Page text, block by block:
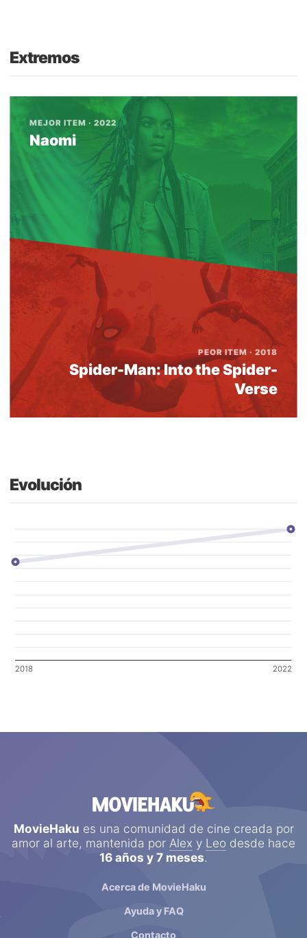
Extremos
MEJOR ITEM · 2022
Naomi
PEOR ITEM · 2018
Spider-Man: Into the Spider-
Verse
Evolución
2018 2022
MovieHaku es una comunidad de cine creada por
amor al arte, mantenida por Alex y Leo desde hace
16 años y 7 meses.
Acerca de MovieHaku
Ayuda y FAQ
Contacto